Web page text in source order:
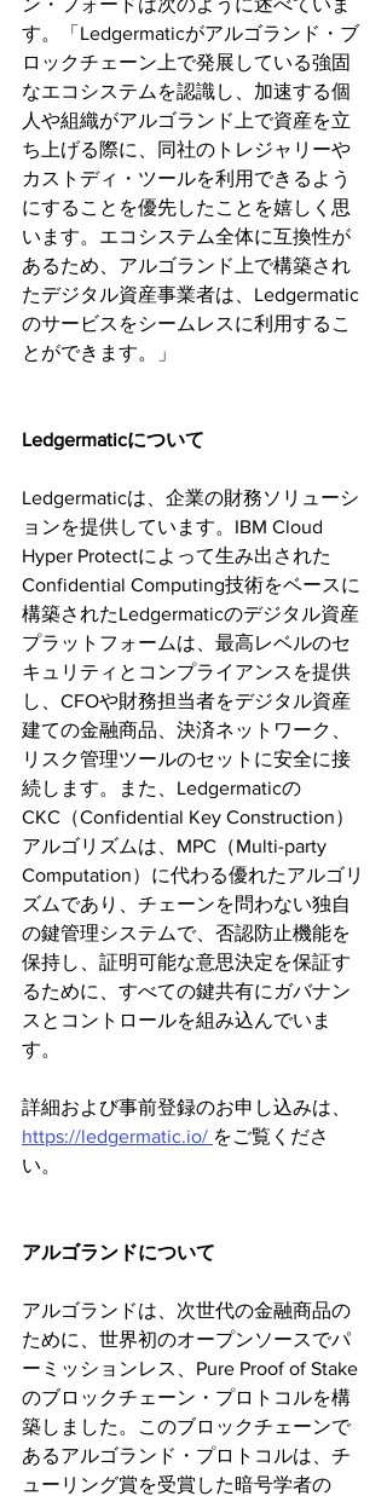
す。「Ledgermaticがアルゴランド・ブ
ロックチェーン上で発展している強固
なエコシステムを認識し、加速する個
人や組織がアルゴランド上で資産を立
ち上げる際に、同社のトレジャリーや
カストディ・ツールを利用できるよう
にすることを優先したことを嬉しく思
います。エコシステム全体に互換性が
あるため、アルゴランド上で構築され
たデジタル資産事業者は、Ledgermatic
のサービスをシームレスに利用するこ
とができます。」
Ledgermaticについて
Ledgermaticは、企業の財務ソリューシ
ョンを提供しています。IBM Cloud
Hyper Protectによって生み出された
Confidential Computing技術をベースに
構築されたLedgermaticのデジタル資産
プラットフォームは、最高レベルのセ
キュリティとコンプライアンスを提供
し、CFOや財務担当者をデジタル資産
建ての金融商品、決済ネットワーク、
リスク管理ツールのセットに安全に接
続します。また、Ledgermaticの
CKC（Confidential Key Construction）
アルゴリズムは、MPC（Multi-party
Computation）に代わる優れたアルゴリ
ズムであり、チェーンを問わない独自
の鍵管理システムで、否認防止機能を
保持し、証明可能な意思決定を保証す
るために、すべての鍵共有にガバナン
スとコントロールを組み込んでいま
す。
詳細および事前登録のお申し込みは、
https://ledgermatic.io/ をご覧くださ
い。
アルゴランドについて
アルゴランドは、次世代の金融商品の
ために、世界初のオープンソースでパ
ーミッションレス、Pure Proof of Stake
のブロックチェーン・プロトコルを構
築しました。このブロックチェーンで
あるアルゴランド・プロトコルは、チ
ューリング賞を受賞した暗号学者の